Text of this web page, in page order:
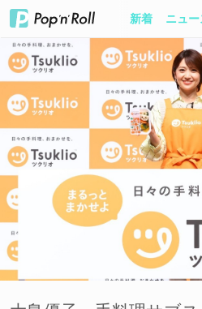
新着 ニュー